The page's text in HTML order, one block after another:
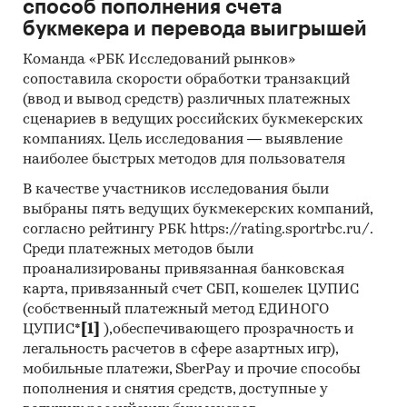
режиме, однако, в случае необходимости,
подачу газа можно перекрыть и вручную.
***
Периодичность заправки газгольдера зависит
от его объема и интенсивности потребления
газа. В среднем газгольдер заправляют 1-3 раза
в год. Чем более вместительный резервуар для
хранения СУГ используется, тем реже его
нужно заправлять.
Для бесперебойного газоснабжения заправку
газгольдера рекомендуется производить
заблаговременно, когда количество СУГ в
резервуаре составляет 15-25 % от общего
объема, не дожидаясь прекращения его
подачи.
По федеральным нормам и правилам в области
способ пополнения счета
букмекера и перевода выигрышей
Команда «РБК Исследований рынков»
сопоставила скорости обработки транзакций
(ввод и вывод средств) различных платежных
сценариев в ведущих российских букмекерских
компаниях. Цель исследования — выявление
наиболее быстрых методов для пользователя
В качестве участников исследования были
выбраны пять ведущих букмекерских компаний,
согласно рейтингу РБК https://rating.sportrbc.ru/.
Среди платежных методов были
проанализированы привязанная банковская
карта, привязанный счет СБП, кошелек ЦУПИС
(собственный платежный метод ЕДИНОГО
ЦУПИС* [1]
),обеспечивающего прозрачность и
легальность расчетов в сфере азартных игр),
мобильные платежи, SberPay и прочие способы
пополнения и снятия средств, доступные у